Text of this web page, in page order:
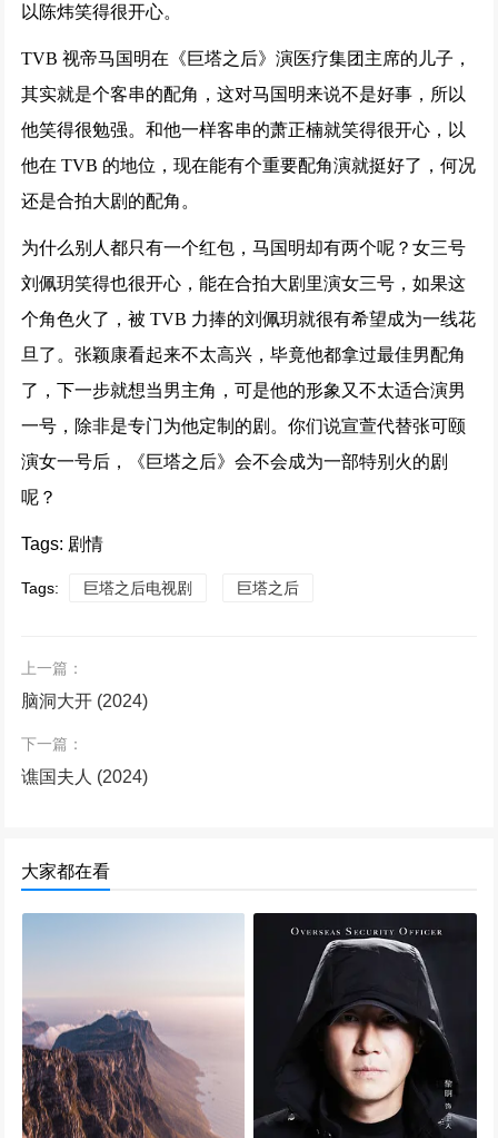
以陈炜笑得很开心。
TVB 视帝马国明在《巨塔之后》演医疗集团主席的儿子，
其实就是个客串的配角，这对马国明来说不是好事，所以
他笑得很勉强。和他一样客串的萧正楠就笑得很开心，以
他在 TVB 的地位，现在能有个重要配角演就挺好了，何况
还是合拍大剧的配角。
为什么别人都只有一个红包，马国明却有两个呢？女三号
刘佩玥笑得也很开心，能在合拍大剧里演女三号，如果这
个角色火了，被 TVB 力捧的刘佩玥就很有希望成为一线花
旦了。张颖康看起来不太高兴，毕竟他都拿过最佳男配角
了，下一步就想当男主角，可是他的形象又不太适合演男
一号，除非是专门为他定制的剧。你们说宣萱代替张可颐
演女一号后，《巨塔之后》会不会成为一部特别火的剧
呢？
Tags: 剧情
Tags: 巨塔之后电视剧 巨塔之后
上一篇：
脑洞大开 (2024)
下一篇：
谯国夫人 (2024)
大家都在看